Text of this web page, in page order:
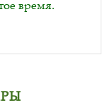
время.